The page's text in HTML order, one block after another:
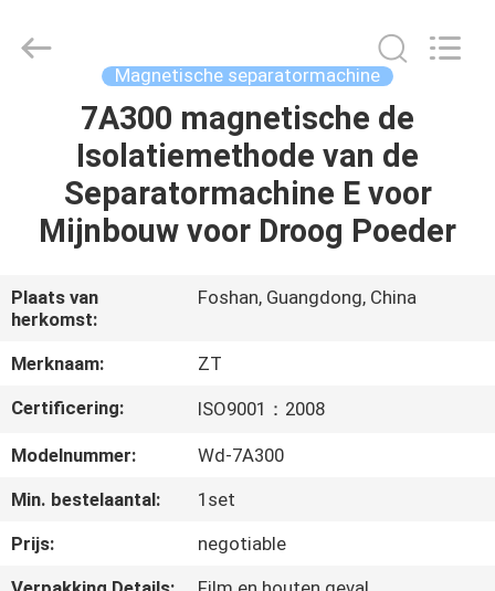
PRODUCTEN
ONGEVEER
ONS
FABRIEKSREIS
CONTACTEER
ONS
Ltd..
Magnetische separatormachine
7A300 magnetische de
Isolatiemethode van de
Separatormachine E voor
Mijnbouw voor Droog Poeder
Plaats van
herkomst:
Foshan, Guangdong, China
Merknaam:
ZT
Certificering:
ISO9001：2008
Modelnummer:
Wd-7A300
Min. bestelaantal:
1set
Prijs:
negotiable